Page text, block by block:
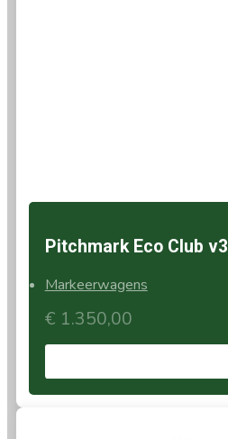
Pitchmark Eco Club v3
Markeerwagens
€ 1.350,00